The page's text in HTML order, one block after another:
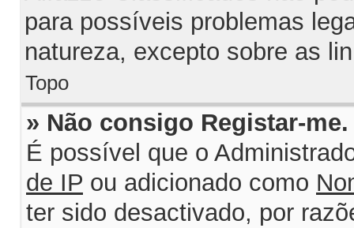
para possíveis problemas
natureza, excepto sobre as
Topo
» Não consigo Registar-
É possível que o
de IP ou adicionado como
ter sido desactivado, por